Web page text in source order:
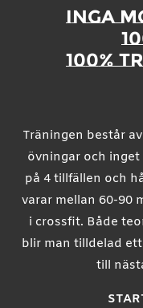
INGA
100%
Träningen består
övningar och
på 4 tillfällen och
varar mellan 60-90
i crossfit. Både
blir man tilldelad
till